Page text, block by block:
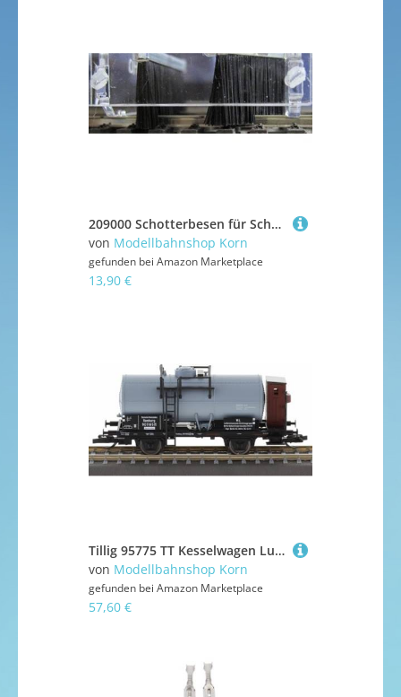
209000 Schotterbesen für Schotterhilfe, H0
von Modellbahnshop Korn
gefunden bei Amazon Marketplace
13,90 €
Tillig 95775 TT Kesselwagen Luftkreiskommando 2", DRG, Ep. II
von Modellbahnshop Korn
gefunden bei Amazon Marketplace
57,60 €